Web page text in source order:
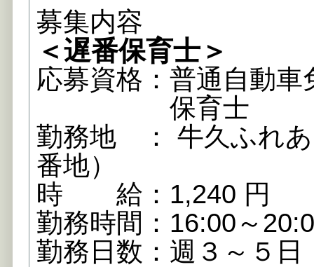
募集内容
＜遅番保育士＞
応募資格：普通自動車
保育士
勤務地 ： 牛久ふれあ
番地）
時 給：1,240 円
勤務時間：16:00～
勤務日数：週３～５